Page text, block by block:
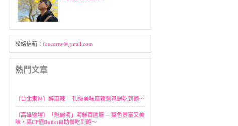
聯絡信箱： fencertw@gmail.com
熱門文章
〔台北東區〕醉麻辣 ─ 頂級美味麻辣鴛鴦鍋吃到飽～
〔高雄鹽埕〕「魅麗海」海鮮百匯廳 ─ 菜色豐富又美
味，高CP值Buffet自助餐吃到飽～